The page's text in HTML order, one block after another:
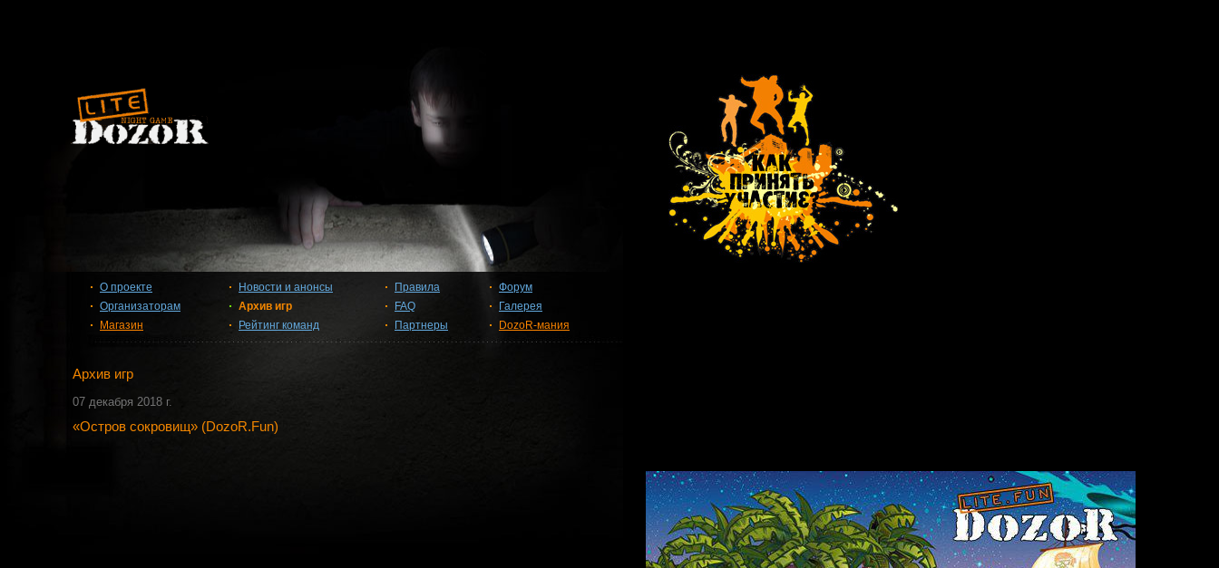
О проекте
Организаторам
Магазин
Новости и анонсы
Архив игр
Рейтинг команд
Правила
FAQ
Партнеры
Форум
Галерея
DozoR-мания
Архив игр
07 декабря 2018 г.
«Остров сокровищ» (DozoR.Fun)